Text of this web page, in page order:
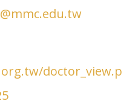
doctor_view.p